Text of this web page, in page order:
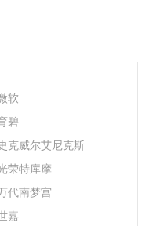
软
碧
克威尔艾尼克斯
荣特库摩
代南梦宫
嘉